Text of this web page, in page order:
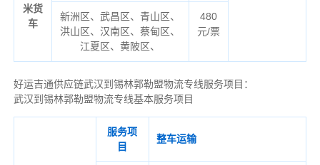
米货
车
新洲区、武昌区、青山区、
洪山区、汉南区、蔡甸区、
江夏区、黄陂区、
480
元/票
好运吉通供应链武汉到锡林郭勒盟物流专线服务项目：
武汉到锡林郭勒盟物流专线基本服务项目
服务项
目
整车运输